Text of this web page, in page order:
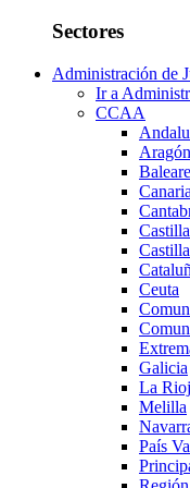
Sectores
Administración de
Ir a
CCAA
Aragón
Ceuta
Galicia
La
Melilla
País